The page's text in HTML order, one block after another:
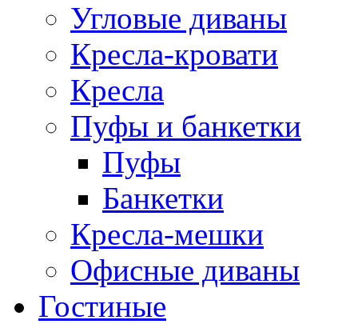
Угловые диваны
Кресла-кровати
Кресла
Пуфы и банкетки
Пуфы
Банкетки
Кресла-мешки
Офисные диваны
Гостиные